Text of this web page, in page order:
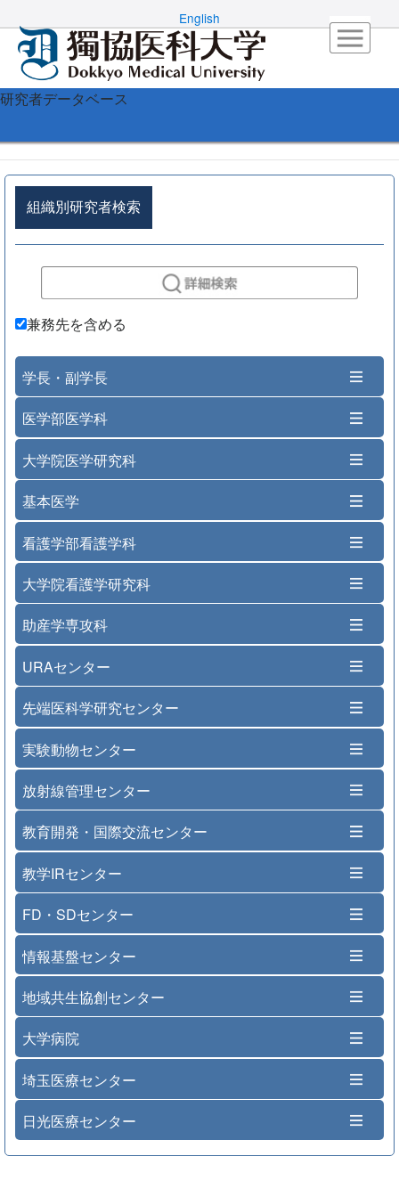
English
研究者データベース
組織別研究者検索
兼務先を含める
学長・副学長
医学部医学科
大学院医学研究科
基本医学
看護学部看護学科
大学院看護学研究科
助産学専攻科
URAセンター
先端医科学研究センター
実験動物センター
放射線管理センター
教育開発・国際交流センター
教学IRセンター
FD・SDセンター
情報基盤センター
地域共生協創センター
大学病院
埼玉医療センター
日光医療センター